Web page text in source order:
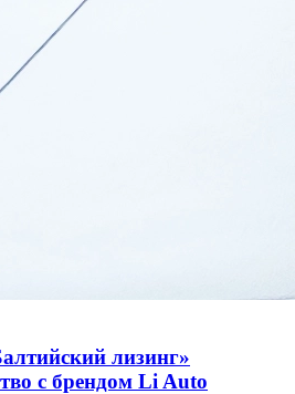
лизинг»
с брендом Li Auto